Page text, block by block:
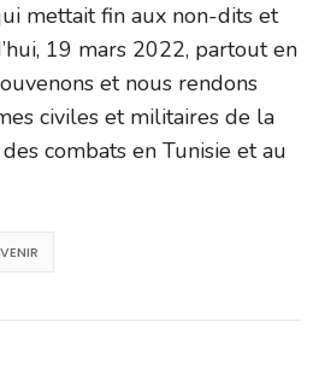
mettait fin aux non-dits et
19 mars 2022, partout en
et nous rendons
civiles et militaires de la
combats en Tunisie et au